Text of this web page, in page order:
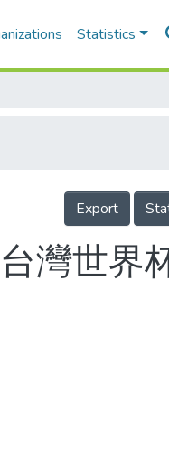
Statistics
Export
灣世界